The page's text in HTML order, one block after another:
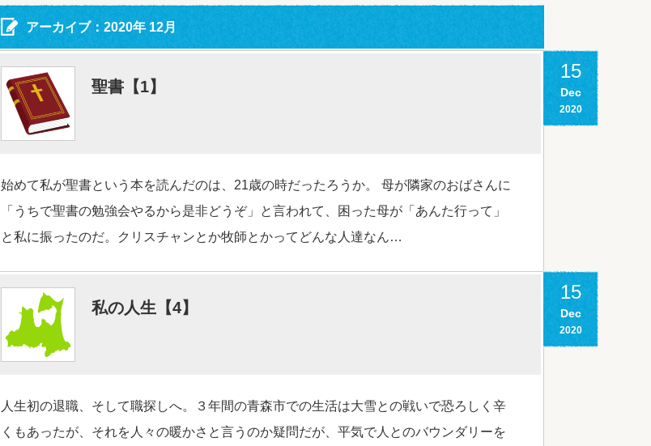
アーカイブ：2020年 12月
15
Dec
2020
聖書【1】
始めて私が聖書という本を読んだのは、21歳の時だったろうか。 母が隣家のおばさんに
「うちで聖書の勉強会やるから是非どうぞ」と言われて、困った母が「あんた行って」
と私に振ったのだ。クリスチャンとか牧師とかってどんな人達なん…
15
Dec
2020
私の人生【4】
人生初の退職、そして職探しへ。３年間の青森市での生活は大雪との戦いで恐ろしく辛
くもあったが、それを人々の暖かさと言うのか疑問だが、平気で人とのバウンダリーを